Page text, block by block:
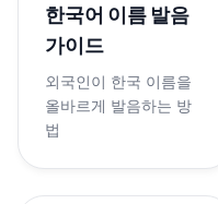
한국어 이름 발음
가이드
외국인이 한국 이름을
올바르게 발음하는 방
법